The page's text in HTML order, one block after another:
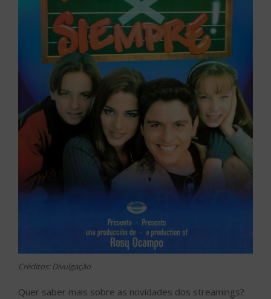
Créditos: Divulgação
Quer saber mais sobre as novidades dos streamings?